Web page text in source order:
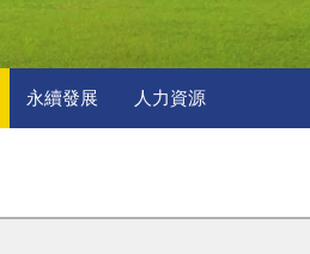
永續發展 人力資源